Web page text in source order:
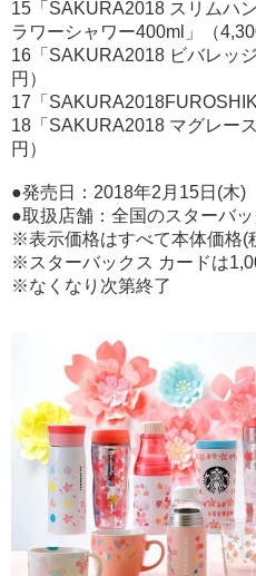
15「SAKURA2018 スリムハ
ラワーシャワー400ml」（
16「SAKURA2018 ビバレッ
円）
17「
18「SAKURA2018 マグレー
円）
●発売日：2018年2月15日(木)
●取扱店舗：全国のスターバ
※表示価格はすべて本体価格(
※スターバックス カードは
※なくなり次第終了